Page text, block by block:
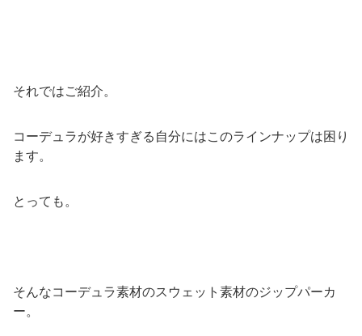
それではご紹介。
コーデュラが好きすぎる自分にはこのラインナップは困り
ます。
とっても。
そんなコーデュラ素材のスウェット素材のジップパーカ
ー。